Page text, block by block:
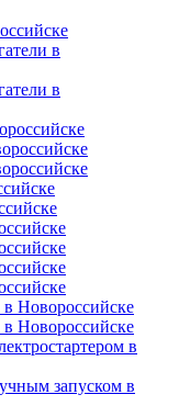
в
в
Новороссийске
Новороссийске
в
запуском в